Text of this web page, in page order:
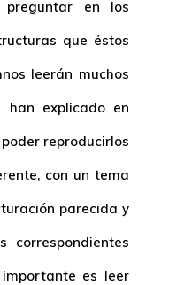
en los
que éstos
leerán muchos
explicado en
reproducirlos
con un tema
parecida y
correspondientes
es leer